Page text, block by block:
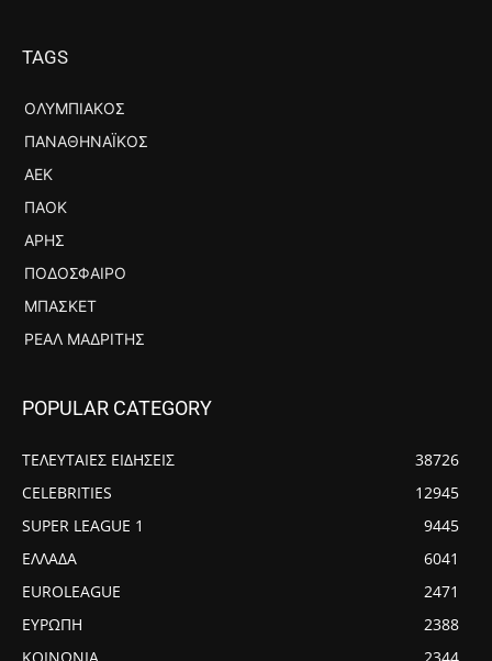
TAGS
ΟΛΥΜΠΙΑΚΌΣ
ΠΑΝΑΘΗΝΑΪΚΌΣ
ΑΕΚ
ΠΑΟΚ
ΆΡΗΣ
ΠΟΔΌΣΦΑΙΡΟ
ΜΠΆΣΚΕΤ
ΡΕΆΛ ΜΑΔΡΊΤΗΣ
POPULAR CATEGORY
ΤΕΛΕΥΤΑΙΕΣ ΕΙΔΗΣΕΙΣ
38726
CELEBRITIES
12945
SUPER LEAGUE 1
9445
ΕΛΛΑΔΑ
6041
EUROLEAGUE
2471
ΕΥΡΩΠΗ
2388
ΚΟΙΝΩΝΙΑ
2344